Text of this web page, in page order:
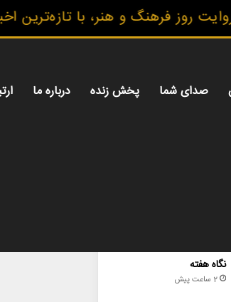
روز فرهنگ و هنر، با تازه‌ترین
صدای شما پخش زنده درباره ما
نگاه هفته
2 ساعت پیش